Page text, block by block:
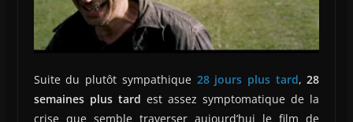
Suite du plutôt sympathique 28 jours plus tard,28
semaines plus tard est assez symptomatique de la
crise que semble traverser aujourd’hui le film de